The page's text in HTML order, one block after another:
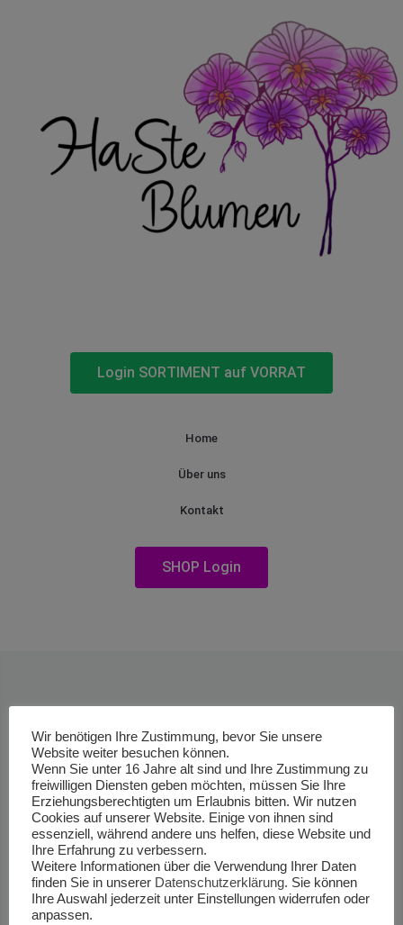
Login SORTIMENT auf VORRAT
Home
Über uns
Kontakt
SHOP Login
Wir benötigen Ihre Zustimmung, bevor Sie unsere
Website weiter besuchen können.
Wenn Sie unter 16 Jahre alt sind und Ihre Zustimmung zu
freiwilligen Diensten geben möchten, müssen Sie Ihre
Erziehungsberechtigten um Erlaubnis bitten. Wir nutzen
Cookies auf unserer Website. Einige von ihnen sind
essenziell, während andere uns helfen, diese Website und
Ihre Erfahrung zu verbessern.
Weitere Informationen über die Verwendung Ihrer Daten
finden Sie in unserer Datenschutzerklärung. Sie können
Ihre Auswahl jederzeit unter Einstellungen widerrufen oder
anpassen.